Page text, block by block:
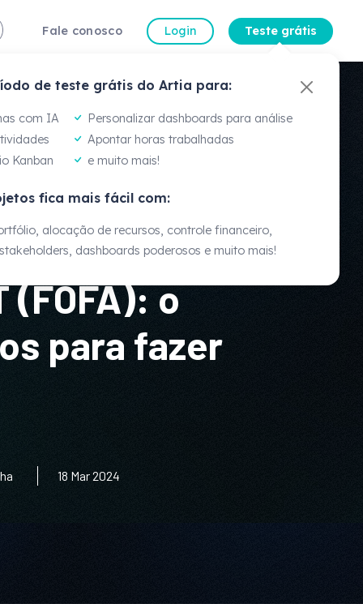
Gomes
de Gestão de
a ferramenta nos ajuda a ter visão e
Fale conosco Login Teste grátis
de teste grátis do Artia para:
com IA
Kanban
Personalizar dashboards para análise
Apontar horas trabalhadas
e muito mais!
fica mais fácil com:
alocação de recursos, controle financeiro,
dashboards poderosos e muito mais!
(FOFA): o
para fazer
18 Mar 2024